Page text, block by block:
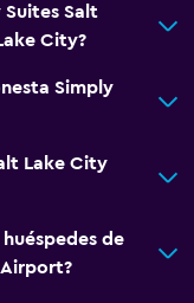
Suites Salt
City?
Simply
Lake City
de